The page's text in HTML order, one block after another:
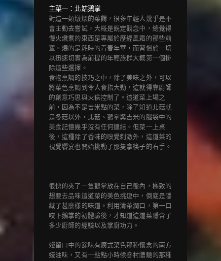
主菜一：北姑鵝掌
對這一類燉煨的菜餚，很多年輕人幾乎是不
會主動去嘗試，大概是既定觀念中，總覺得
慢火燉煮的東西是專屬於歷經風霜的那些前
輩。煨的是耗時的青春年華，而習慣於一切
以迅速切實為前提的年輕族群大概第一個排
除這些選擇。
食物烹調的技巧之中，除了美味之外，可以
將菜色烹調到令人食指大動，這就得靠廚師
的創意巧思與火侯控制了。這道菜上場之
前，因為不是吉米點的菜，除了知道北菇就
是冬菇以外，北菇、鵝掌與吉米的腦袋中的
美食記憶幾乎沒有任何連結。但菜一上桌
後，這種除了香味的嗅覺刺激外，這道菜的
視覺饗宴也開始挑動了那隻拿筷子的右手。
很快的夾了一隻鵝掌放在自己盤內，極致的
想要去品味這道菜的美色挑逗中，倒底是隱
藏了甚麼樣的味道。利用清茶潤口，第一口
咬下鵝掌的初體驗後，才知道這道菜隱含了
多少廚師的經驗以及掌廚功力。
殘留口中的餘味有廣式菜色那種懷念的南方
蠔油味，又有一點點小時候眷村體驗的那種